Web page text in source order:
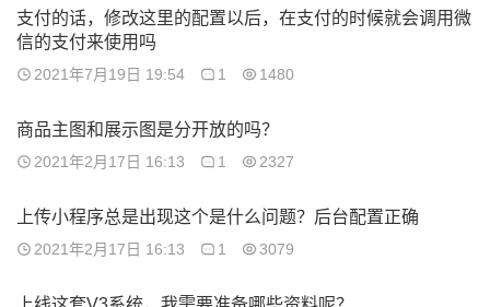
支付的话，修改这里的配置以后，在支付的时候就会调用微
信的支付来使用吗
2021年7月19日 19:54 1 1480
商品主图和展示图是分开放的吗？
2021年2月17日 16:13 1 2327
上传小程序总是出现这个是什么问题？后台配置正确
2021年2月17日 16:13 1 3079